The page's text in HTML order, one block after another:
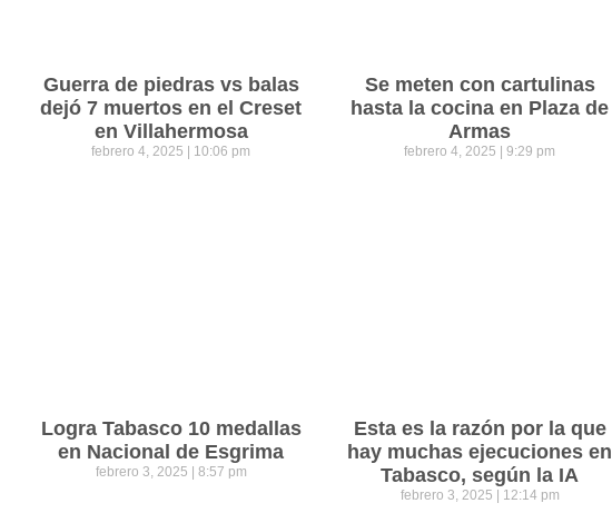
Guerra de piedras vs balas
dejó 7 muertos en el Creset
en Villahermosa
febrero 4, 2025 10:06 pm
Se meten con cartulinas
hasta la cocina en Plaza de
Armas
febrero 4, 2025 9:29 pm
Logra Tabasco 10 medallas
en Nacional de Esgrima
febrero 3, 2025 8:57 pm
Esta es la razón por la que
hay muchas ejecuciones en
Tabasco, según la IA
febrero 3, 2025 12:14 pm